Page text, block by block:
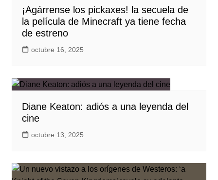
¡Agárrense los pickaxes! la secuela de
la película de Minecraft ya tiene fecha
de estreno
octubre 16, 2025
Diane Keaton: adiós a una leyenda del
cine
octubre 13, 2025